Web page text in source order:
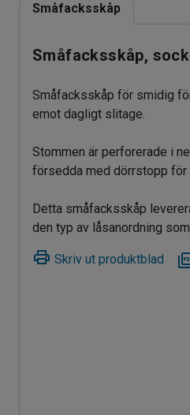
Småfacksskåp
Småfacksskåp,
Småfacksskåp för smidig
emot dagligt slitage.
Stommen är perforerade i
försedda med dörrstopp för
Detta småfacksskåp
den typ av låsanordning
Skriv ut produktblad